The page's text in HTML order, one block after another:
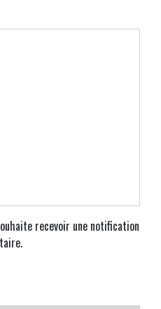
recevoir une notification